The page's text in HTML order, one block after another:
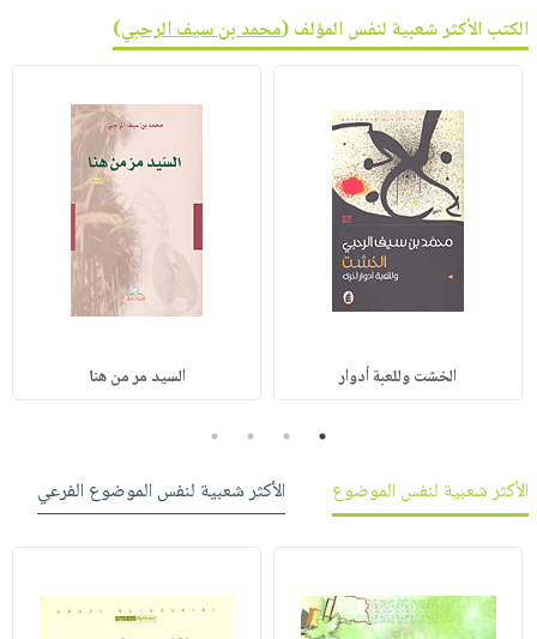
الكتب الأكثر شعبية لنفس المؤلف (محمد بن سيف الرحبي)
الخشت وللعبة أدوار السيد مر من هنا
1
2
3
4
الأكثر شعبية لنفس الموضوع
الأكثر شعبية لنفس الموضوع الفرعي